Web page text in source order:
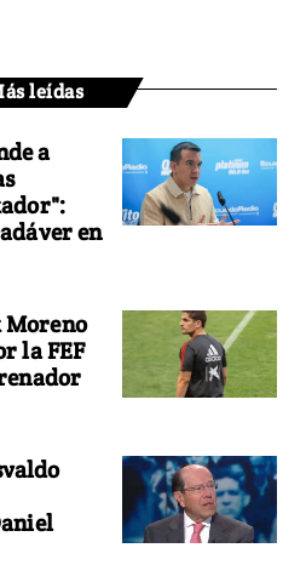
leídas
a
en
la FEF